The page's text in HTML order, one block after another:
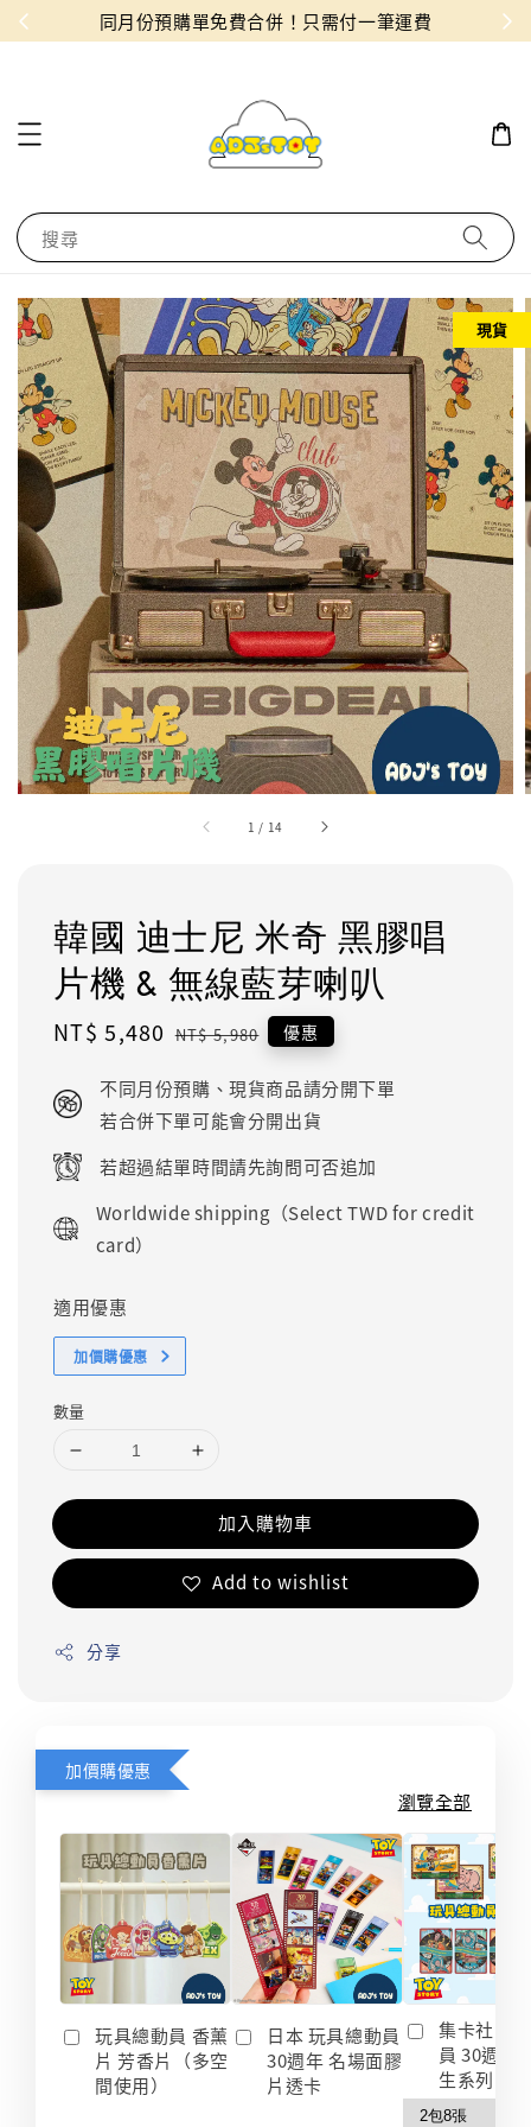
！ 同月份預購單免費合併！只需付一筆運費
搜尋
1 / 14
現貨
韓國 迪士尼 米奇 黑膠唱
片機 & 無線藍芽喇叭
Sale
NT$ 5,480 Regular
NT$ 5,980 優惠
不同月份預購、現貨商品請分開下單
若合併下單可能會分開出貨
若超過結單時間請先詢問可否追加
Worldwide shipping（Select TWD for credit
card）
適用優惠
加價購優惠
數量
加入購物車
Add to wishlist
分享
加價購優惠
瀏覽全部
玩具總動員 香薰
片 芳香片（多空
間使用）
日本 玩具總動員
30週年 名場面膠
片透卡
集卡社 玩
員 30週年
生系列 收